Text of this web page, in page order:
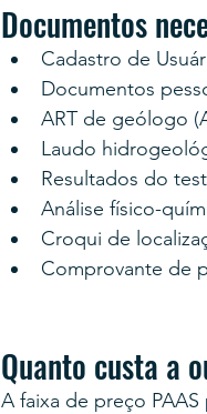
Documentos
Cadastro de
Documentos
ART de geólogo
Laudo
Resultados do
Análise físico-
Croqui de
Comprovante de
Quanto custa a
A faixa de preço